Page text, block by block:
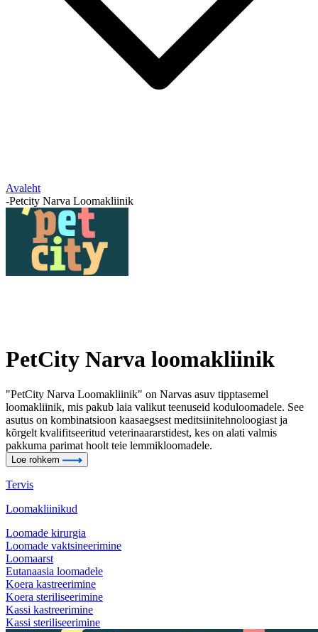
Avaleht
-Petcity Narva Loomakliinik
PetCity Narva loomakliinik
"PetCity Narva Loomakliinik" on Narvas asuv tipptasemel
loomakliinik, mis pakub laia valikut teenuseid koduloomadele. See
asutus on kombinatsioon kaasaegsest meditsiinitehnoloogiast ja
kõrgelt kvalifitseeritud veterinaararstidest, kes on alati valmis
pakkuma parimat hoolt teie lemmikloomadele.
Loe rohkem
Tervis
Loomakliinikud
Loomade kirurgia
Loomade vaktsineerimine
Loomaarst
Eutanaasia loomadele
Koera kastreerimine
Koera steriliseerimine
Kassi kastreerimine
Kassi steriliseerimine